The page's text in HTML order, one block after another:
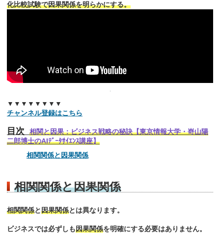
化比較試験で因果関係を明らかにする。
▼▼▼▼▼▼▼▼
チャンネル登録はこちら
目次
相関と因果：ビジネス戦略の秘訣【東京情報大学・嵜山陽
二郎博士のAIﾃﾞｰﾀｻｲｴﾝｽ講座】
相関関係と因果関係
相関関係と因果関係
相関関係と因果関係とは異なります。
ビジネスでは必ずしも因果関係を明確にする必要はありません。